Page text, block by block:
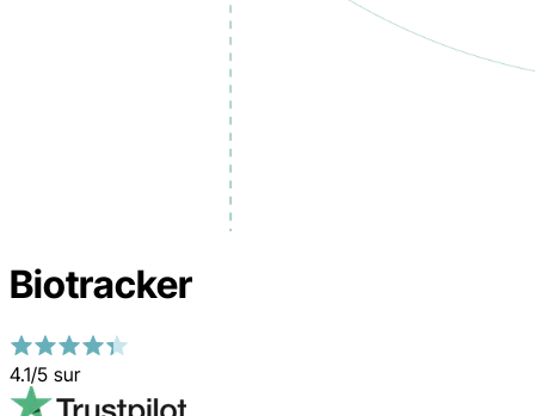
Biotracker
4.1/5 sur